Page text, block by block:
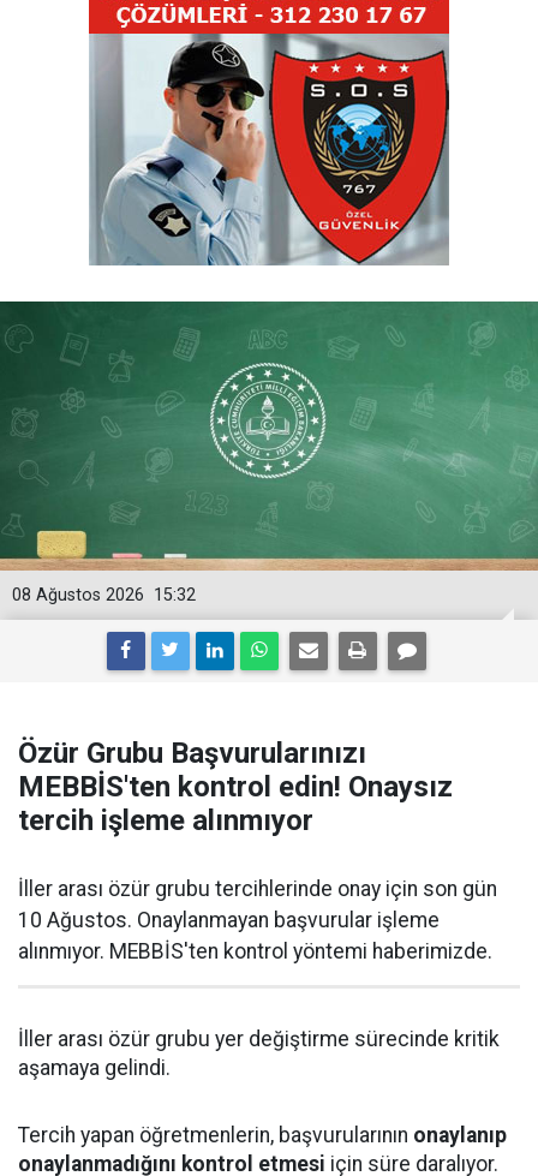
15:32
08 Ağustos 2026
Özür Grubu Başvurularınızı
MEBBİS'ten kontrol edin! Onaysız
tercih işleme alınmıyor
İller arası özür grubu tercihlerinde onay için son gün
10 Ağustos. Onaylanmayan başvurular işleme
alınmıyor. MEBBİS'ten kontrol yöntemi haberimizde.
İller arası özür grubu yer değiştirme sürecinde kritik
aşamaya gelindi.
Tercih yapan öğretmenlerin, başvurularının onaylanıp
onaylanmadığını kontrol etmesi için süre daralıyor.